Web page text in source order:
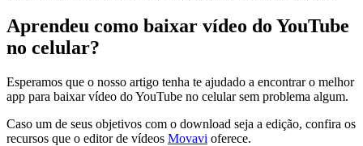
Aprendeu como baixar vídeo do YouTube
no celular?
Esperamos que o nosso artigo tenha te ajudado a encontrar o melhor
app para baixar vídeo do YouTube no celular sem problema algum.
Caso um de seus objetivos com o download seja a edição, confira os
recursos que o editor de vídeos Movavi oferece.